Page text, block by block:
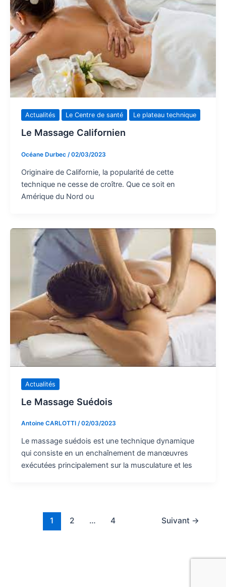
Actualités Le Centre de santé Le plateau technique
Le Massage Californien
Océane Durbec /02/03/2023
Originaire de Californie, la popularité de cette
technique ne cesse de croître. Que ce soit en
Amérique du Nord ou
Actualités
Le Massage Suédois
Antoine CARLOTTI /02/03/2023
Le massage suédois est une technique dynamique
qui consiste en un enchaînement de manœuvres
exécutées principalement sur la musculature et les
1 2 … 4 Suivant →